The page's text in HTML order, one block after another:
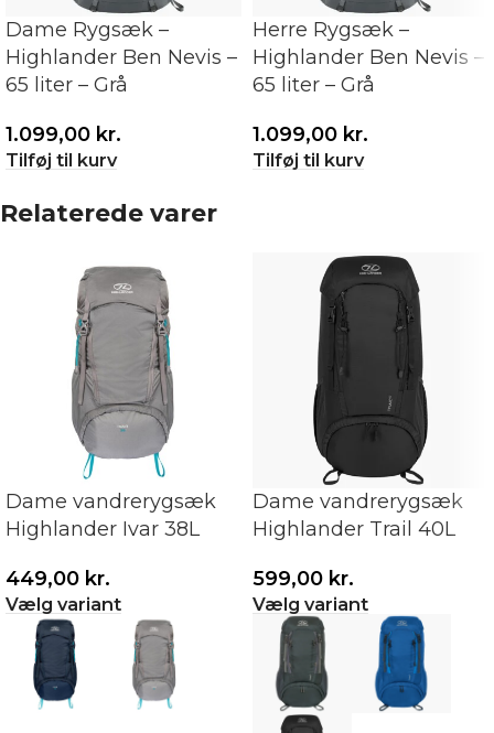
Dame Rygsæk –
Highlander Ben Nevis –
65 liter – Grå
1.099,00 kr.
Tilføj til kurv
Herre Rygsæk –
Highlander Ben Nevis –
65 liter – Grå
1.099,00 kr.
Tilføj til kurv
Relaterede varer
Dame vandrerygsæk
Highlander Ivar 38L
449,00 kr.
Vælg variant
Dame vandrerygsæk
Highlander Trail 40L
599,00 kr.
Vælg variant